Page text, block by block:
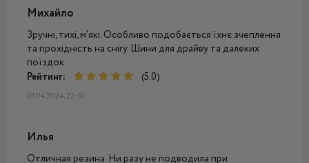
Михайло
Зручні, тихі, м'які. Особливо подобається їхнє зчеплення
та прохідність на снігу. Шини для драйву та далеких
поїздок
Рейтинг:
(5.0)
01.04.2024, 22:01
Илья
Отличная резина. Ни разу не подводила при